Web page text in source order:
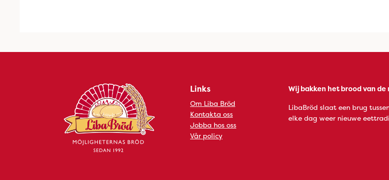
Links
Om Liba Bröd
Kontakta oss
Jobba hos oss
Vår policy
Wij bakken het brood van
LibaBröd slaat een brug
elke dag weer nieuwe